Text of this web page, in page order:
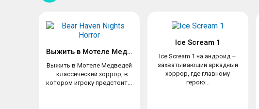
Выжить в Мотеле Медведей
Выжить в Мотеле Медведей
– классический хоррор, в
котором игроку предстоит...
Ice Scream 1
Ice Scream 1 на андроид –
захватывающий аркадный
хоррор, где главному
герою...